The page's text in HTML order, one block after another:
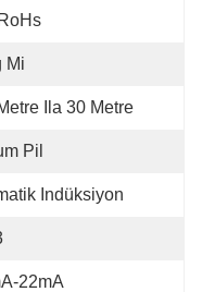
Mi
Ila 30 Metre
Pil
Indüksiyon
22mA